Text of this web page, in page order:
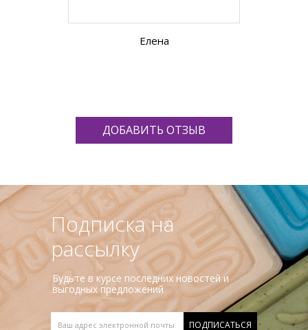
Елена
ДОБАВИТЬ ОТЗЫВ
Подписка на
рассылку
Будьте в курсе последних новостей и
выгодных предложений